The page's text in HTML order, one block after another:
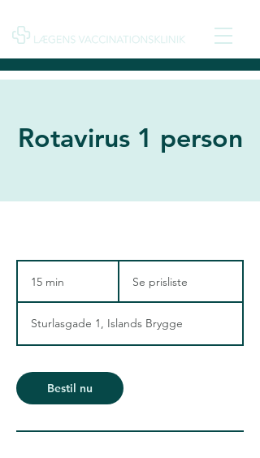
Rotavirus 1 person
15 min
i
n
Se prisliste
Sturlasgade 1, Islands Brygge
Bestil nu